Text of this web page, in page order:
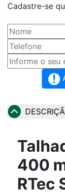
Cadastre-se
400
RTec